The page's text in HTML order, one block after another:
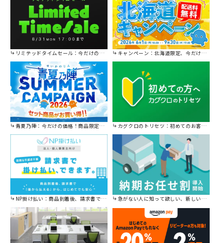
リミテッドタイムセール：今だけの限定セール。 キャンペーン：北海道限定、今だけ送料無料！
青夏乃陣：今だけの価格！商品限定セール開催中です。 カグクロのトリセツ：初めてのお客様はこちら。
NP掛け払い：商品到着後、請求書で後から払えます。 急がない人に知って欲しい、新しい割引を始めました。